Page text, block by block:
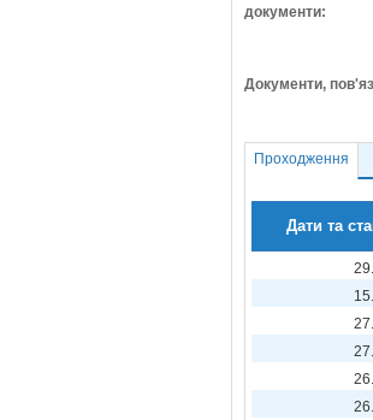
документи:
Документи,
Проходження
Дати та